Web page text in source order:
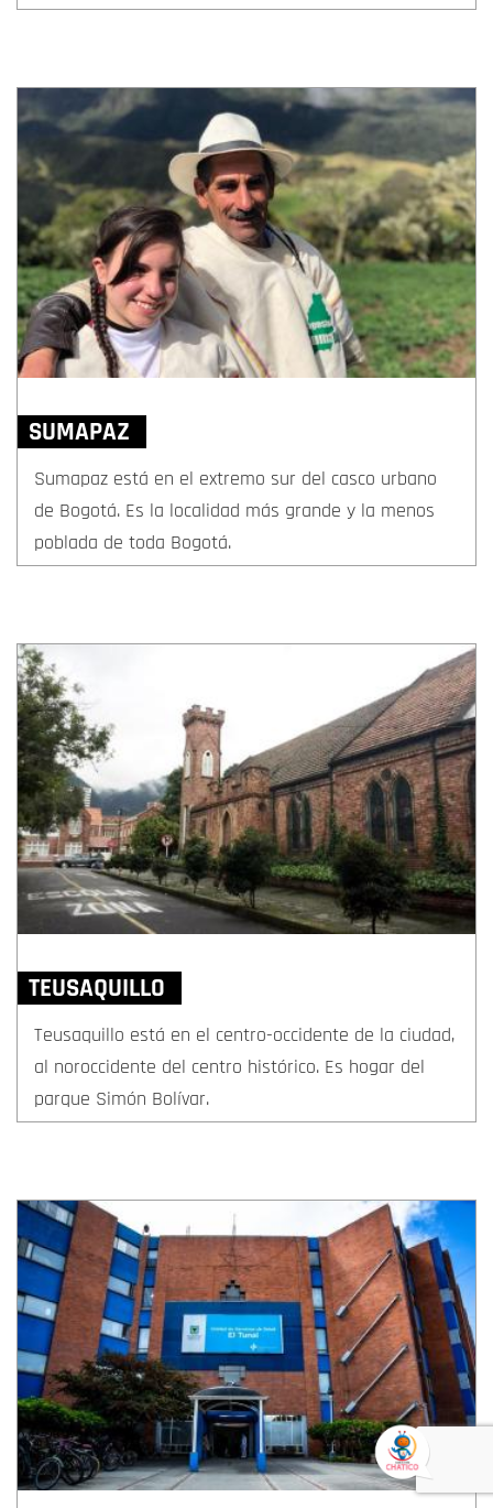
SUMAPAZ
Sumapaz está en el extremo sur del casco urbano
de Bogotá. Es la localidad más grande y la menos
poblada de toda Bogotá.
TEUSAQUILLO
Teusaquillo está en el centro-occidente de la ciudad,
al noroccidente del centro histórico. Es hogar del
parque Simón Bolívar.